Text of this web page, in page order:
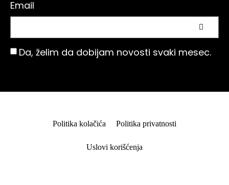
Email
Da, želim da dobijam novosti svaki mesec.
Politika kolačića Politika privatnosti
Uslovi korišćenja